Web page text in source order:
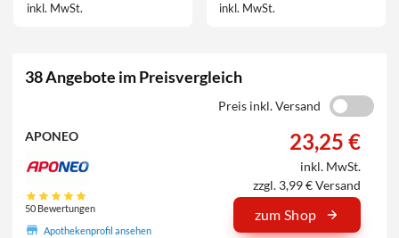
inkl. MwSt.
inkl. MwSt.
38 Angebote im Preisvergleich
Preis inkl. Versand
APONEO
50 Bewertungen
Apothekenprofil ansehen
23,25 €
inkl. MwSt.
zzgl. 3,99 € Versand
zum Shop